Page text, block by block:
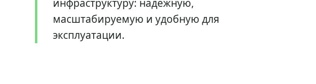
инфраструктуру: надежную,
масштабируемую и удобную для
эксплуатации.